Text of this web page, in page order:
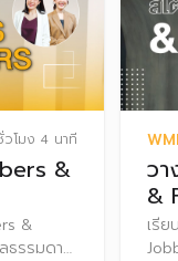
วโมง 4 นาที
&
&
ธรรมดา
ว
&
เรี